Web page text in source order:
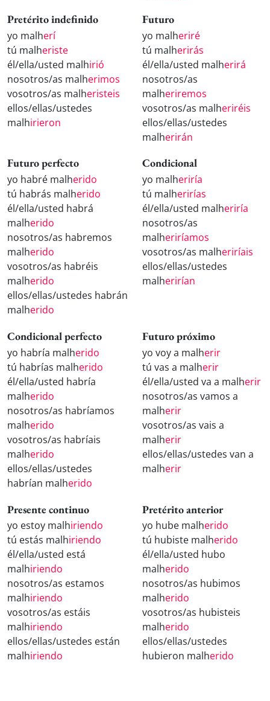
Pretérito indefinido
yo malherí
tú malheriste
él/ella/usted malhirió
nosotros/as malherimos
vosotros/as malheristeis
ellos/ellas/ustedes
malhirieron
Futuro
yo malheriré
tú malherirás
él/ella/usted malherirá
nosotros/as
malheriremos
vosotros/as malheriréis
ellos/ellas/ustedes
malherirán
Futuro perfecto
yo habré malherido
tú habrás malherido
él/ella/usted habrá
malherido
nosotros/as habremos
malherido
vosotros/as habréis
malherido
ellos/ellas/ustedes habrán
malherido
Condicional
yo malheriría
tú malherirías
él/ella/usted malheriría
nosotros/as
malheriríamos
vosotros/as malheriríais
ellos/ellas/ustedes
malherirían
Condicional perfecto
yo habría malherido
tú habrías malherido
él/ella/usted habría
malherido
nosotros/as habríamos
malherido
vosotros/as habríais
malherido
ellos/ellas/ustedes
habrían malherido
Futuro próximo
yo voy a malherir
tú vas a malherir
él/ella/usted va a malherir
nosotros/as vamos a
malherir
vosotros/as vais a
malherir
ellos/ellas/ustedes van a
malherir
Presente continuo
yo estoy malhiriendo
tú estás malhiriendo
él/ella/usted está
malhiriendo
nosotros/as estamos
malhiriendo
vosotros/as estáis
malhiriendo
ellos/ellas/ustedes están
malhiriendo
Pretérito anterior
yo hube malherido
tú hubiste malherido
él/ella/usted hubo
malherido
nosotros/as hubimos
malherido
vosotros/as hubisteis
malherido
ellos/ellas/ustedes
hubieron malherido